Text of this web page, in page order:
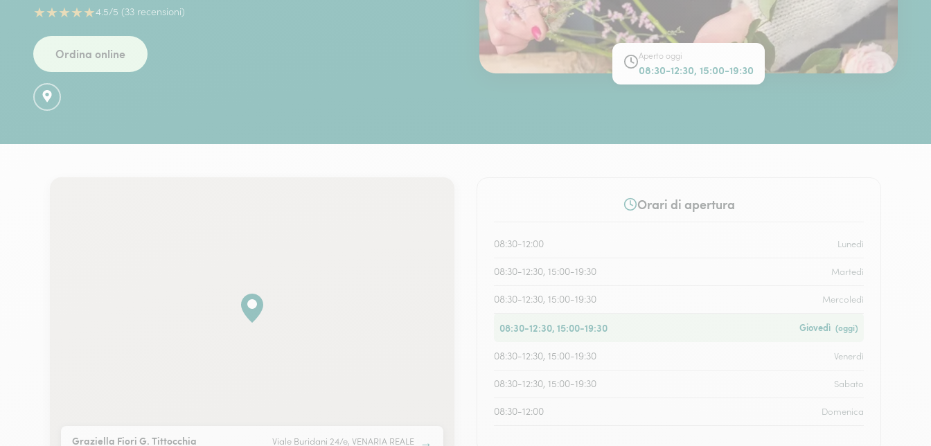
★★★★★4.5/5 (33 recensioni)
Ordina online Aperto oggi
08:30-12:30, 15:00-19:30
Graziella Fiori G. Tittocchia Viale Buridani 24/e, VENARIA REALE →
Orari di apertura
08:30-12:00 Lunedì
08:30-12:30, 15:00-19:30 Martedì
08:30-12:30, 15:00-19:30 Mercoledì
08:30-12:30, 15:00-19:30 Giovedì (oggi)
08:30-12:30, 15:00-19:30 Venerdì
08:30-12:30, 15:00-19:30 Sabato
08:30-12:00 Domenica